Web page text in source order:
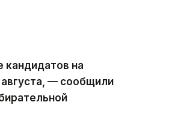
на
— сообщили